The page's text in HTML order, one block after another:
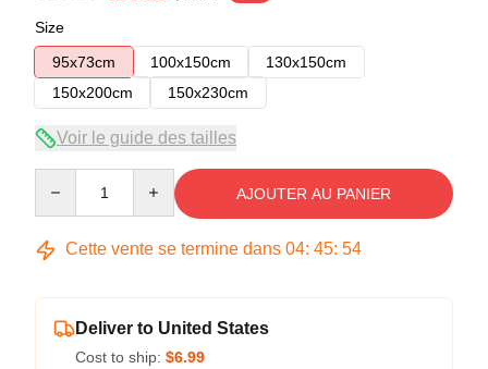
Size
95x73cm
100x150cm
130x150cm
150x200cm
150x230cm
Voir le guide des tailles
AJOUTER AU PANIER
Cette vente se termine dans 04: 45: 54
Deliver to United States
Cost to ship: $6.99